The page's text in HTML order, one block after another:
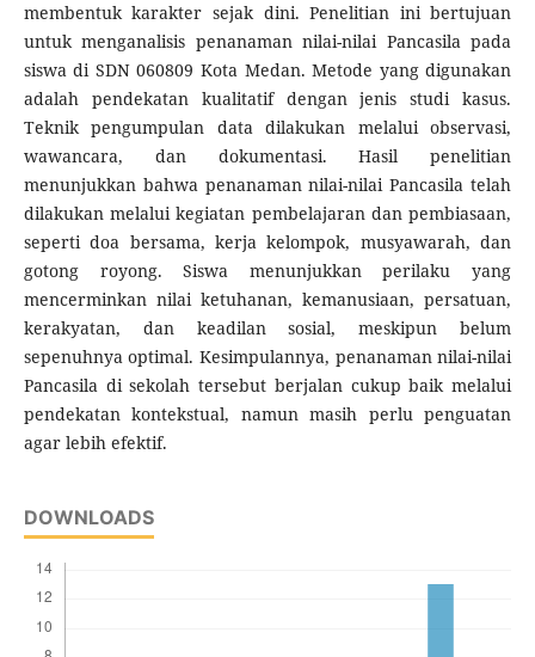
membentuk karakter sejak dini. Penelitian ini bertujuan
untuk menganalisis penanaman nilai-nilai Pancasila pada
siswa di SDN 060809 Kota Medan. Metode yang digunakan
adalah pendekatan kualitatif dengan jenis studi kasus.
Teknik pengumpulan data dilakukan melalui observasi,
wawancara, dan dokumentasi. Hasil penelitian
menunjukkan bahwa penanaman nilai-nilai Pancasila telah
dilakukan melalui kegiatan pembelajaran dan pembiasaan,
seperti doa bersama, kerja kelompok, musyawarah, dan
gotong royong. Siswa menunjukkan perilaku yang
mencerminkan nilai ketuhanan, kemanusiaan, persatuan,
kerakyatan, dan keadilan sosial, meskipun belum
sepenuhnya optimal. Kesimpulannya, penanaman nilai-nilai
Pancasila di sekolah tersebut berjalan cukup baik melalui
pendekatan kontekstual, namun masih perlu penguatan
agar lebih efektif.
DOWNLOADS